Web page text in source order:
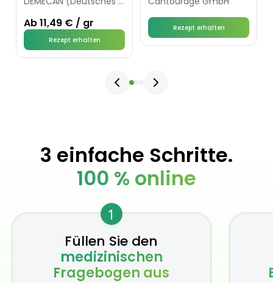
Ab 11,49 € / gr
Rezept erhalten
Rezept erhalten
3 einfache Schritte.
100 % online
1
Füllen Sie den
medizinischen
Fragebogen aus